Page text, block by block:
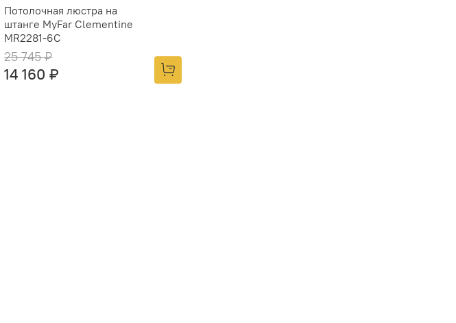
Потолочная люстра на
штанге MyFar Clementine
MR2281-6С
25 745 ₽
14 160 ₽